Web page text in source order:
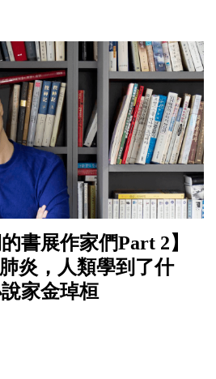
書展作家們Part 2】
炎，人類學到了什
家金琸桓